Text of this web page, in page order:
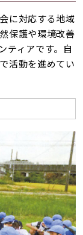
に対応する地域
保護や環境改善
ティアです。自
活動を進めてい